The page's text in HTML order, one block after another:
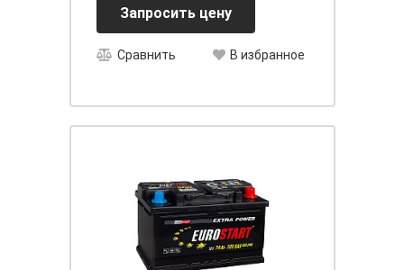
Запросить цену
Сравнить В избранное